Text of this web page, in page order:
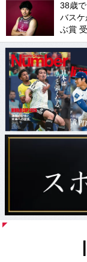
38歳
バス
ぶ賞